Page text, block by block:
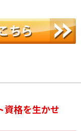
資格を生かせ